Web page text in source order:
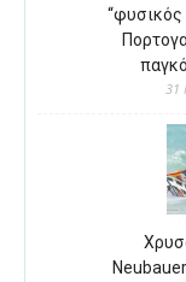
“φυσικός
31